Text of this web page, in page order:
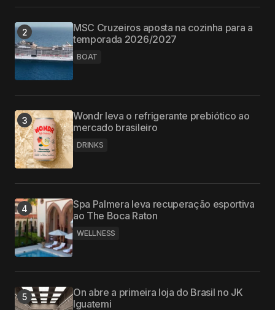
MSC Cruzeiros aposta na cozinha para a
temporada 2026/2027
BOAT
Wondr leva o refrigerante prebiótico ao
mercado brasileiro
DRINKS
Spa Palmera leva recuperação esportiva
ao The Boca Raton
WELLNESS
On abre a primeira loja do Brasil no JK
Iguatemi